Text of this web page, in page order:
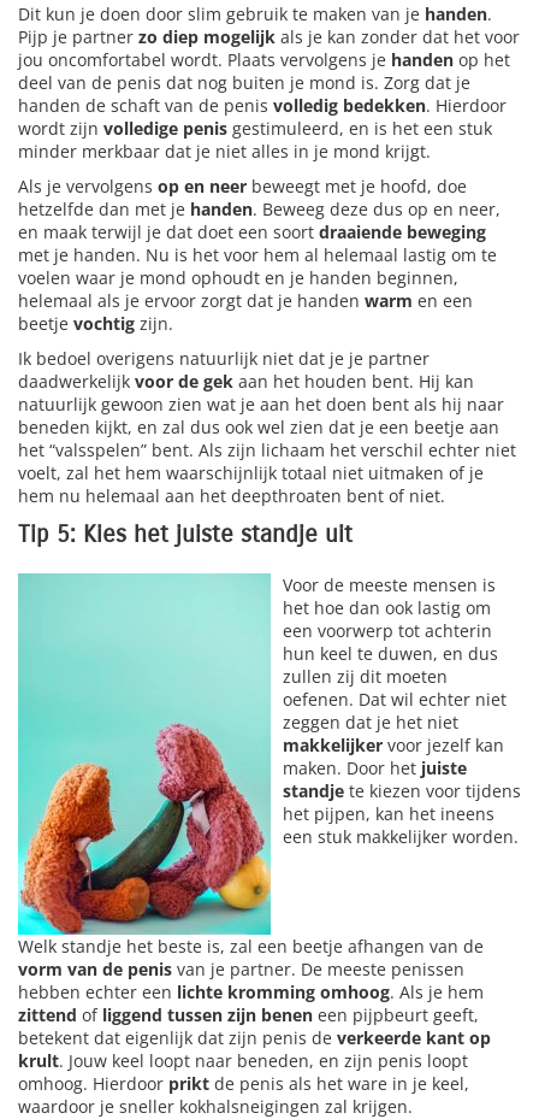
Dit kun je doen door slim gebruik te maken van je handen.
Pijp je partner zo diep mogelijk als je kan zonder dat het voor
jou oncomfortabel wordt. Plaats vervolgens je handen op het
deel van de penis dat nog buiten je mond is. Zorg dat je
handen de schaft van de penis volledig bedekken. Hierdoor
wordt zijn volledige penis gestimuleerd, en is het een stuk
minder merkbaar dat je niet alles in je mond krijgt.
Als je vervolgens op en neer beweegt met je hoofd, doe
hetzelfde dan met je handen. Beweeg deze dus op en neer,
en maak terwijl je dat doet een soort draaiende beweging
met je handen. Nu is het voor hem al helemaal lastig om te
voelen waar je mond ophoudt en je handen beginnen,
helemaal als je ervoor zorgt dat je handen warm en een
beetje vochtig zijn.
Ik bedoel overigens natuurlijk niet dat je je partner
daadwerkelijk voor de gek aan het houden bent. Hij kan
natuurlijk gewoon zien wat je aan het doen bent als hij naar
beneden kijkt, en zal dus ook wel zien dat je een beetje aan
het “valsspelen” bent. Als zijn lichaam het verschil echter niet
voelt, zal het hem waarschijnlijk totaal niet uitmaken of je
hem nu helemaal aan het deepthroaten bent of niet.
Tip 5: Kies het juiste standje uit
Voor de meeste mensen is
het hoe dan ook lastig om
een voorwerp tot achterin
hun keel te duwen, en dus
zullen zij dit moeten
oefenen. Dat wil echter niet
zeggen dat je het niet
makkelijker voor jezelf kan
maken. Door het juiste
standje te kiezen voor tijdens
het pijpen, kan het ineens
een stuk makkelijker worden.
Welk standje het beste is, zal een beetje afhangen van de
vorm van de penis van je partner. De meeste penissen
hebben echter een lichte kromming omhoog. Als je hem
zittend of liggend tussen zijn benen een pijpbeurt geeft,
betekent dat eigenlijk dat zijn penis de verkeerde kant op
krult. Jouw keel loopt naar beneden, en zijn penis loopt
omhoog. Hierdoor prikt de penis als het ware in je keel,
waardoor je sneller kokhalsneigingen zal krijgen.